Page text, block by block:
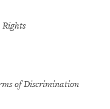
of Discrimination